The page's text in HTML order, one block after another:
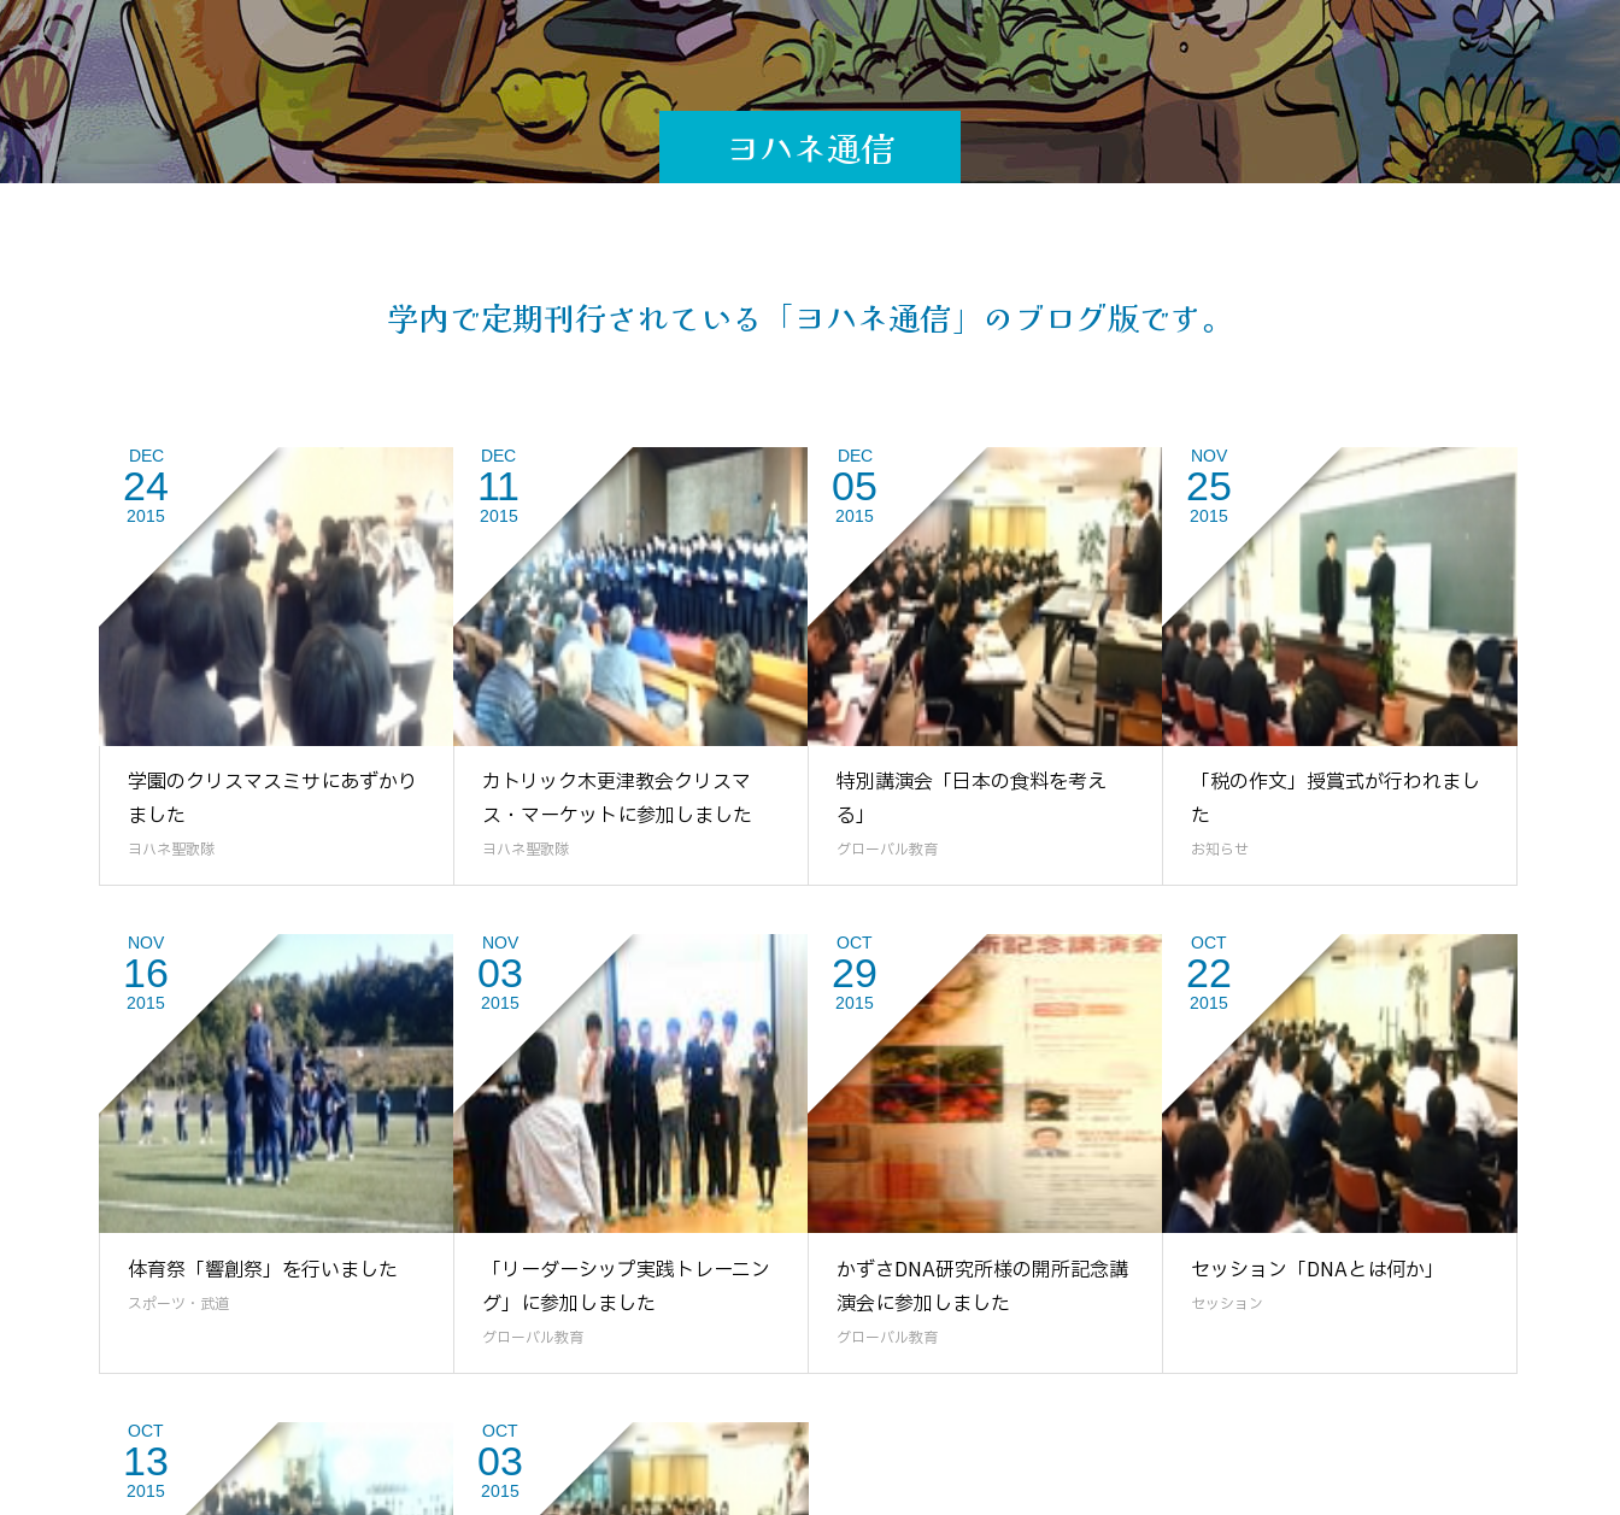
ヨハネ通信
学内で定期刊行されている「ヨハネ通信」のブログ版です。
DEC
24
2015
学園のクリスマスミサにあずかり
ました
ヨハネ聖歌隊
DEC
11
2015
カトリック木更津教会クリスマ
ス・マーケットに参加しました
ヨハネ聖歌隊
DEC
05
2015
特別講演会「日本の食料を考え
る」
グローバル教育
NOV
25
2015
「税の作文」授賞式が行われまし
た
お知らせ
NOV
16
2015
体育祭「響創祭」を行いました
スポーツ・武道
NOV
03
2015
「リーダーシップ実践トレーニン
グ」に参加しました
グローバル教育
OCT
29
2015
かずさDNA研究所様の開所記念講
演会に参加しました
グローバル教育
OCT
22
2015
セッション「DNAとは何か」
セッション
OCT
13
2015
OCT
03
2015